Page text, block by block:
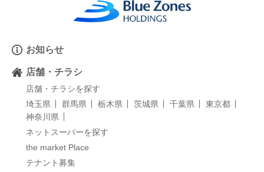
お知らせ
店舗・チラシ
店舗・チラシを探す
埼玉県
群馬県 栃木県 茨城県 千葉県
東京都
神奈川県
ネットスーパーを探す
the market Place
テナント募集